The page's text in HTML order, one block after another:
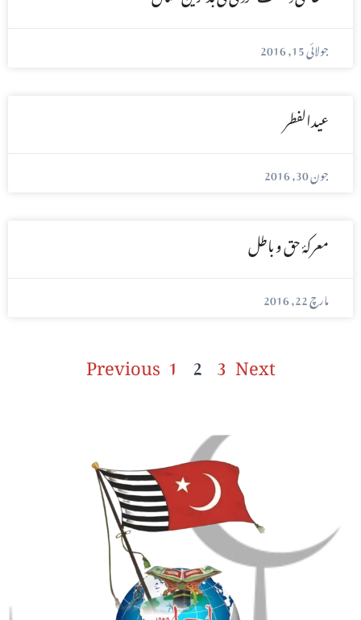
جولائی 15, 2016
عیدالفطر
جون 30, 2016
معرکۂ حق و باطل
مارچ 22, 2016
Previous 1 2 3 Next